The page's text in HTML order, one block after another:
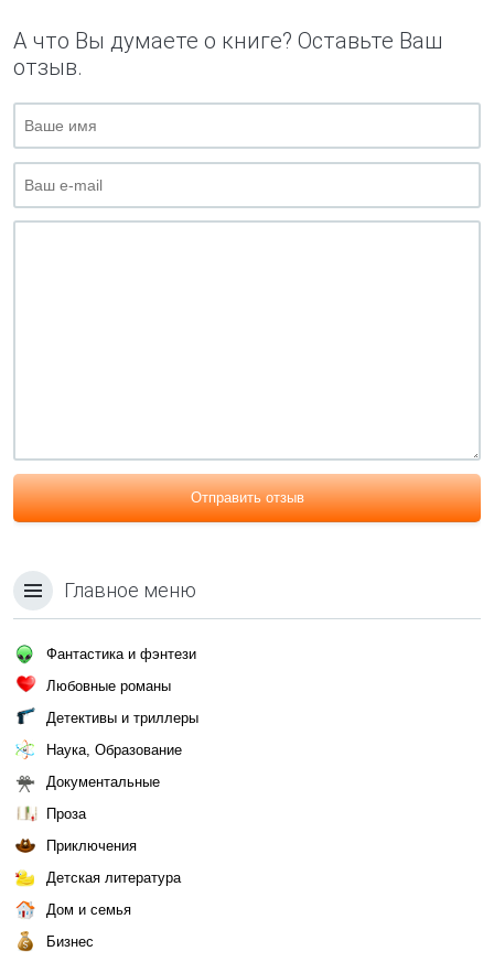
А что Вы думаете о книге? Оставьте Ваш
отзыв.
Отправить отзыв
Главное меню
Фантастика и фэнтези
Любовные романы
Детективы и триллеры
Наука, Образование
Документальные
Проза
Приключения
Детская литература
Дом и семья
Бизнес